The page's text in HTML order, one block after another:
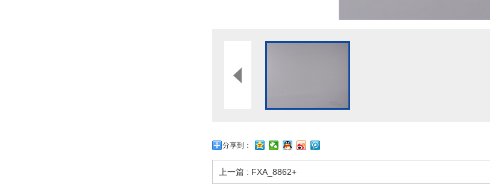
分享到：
上一篇 : FXA_8862+